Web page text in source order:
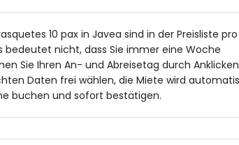
8m x 4m und 2m Tiefe
mit Sonnenliegen
10 pax in Javea sind in der Preisliste pro
bedeutet nicht, dass Sie immer eine Woche
Sie Ihren An- und Abreisetag durch Anklicken
Daten frei wählen, die Miete wird
buchen und sofort bestätigen.